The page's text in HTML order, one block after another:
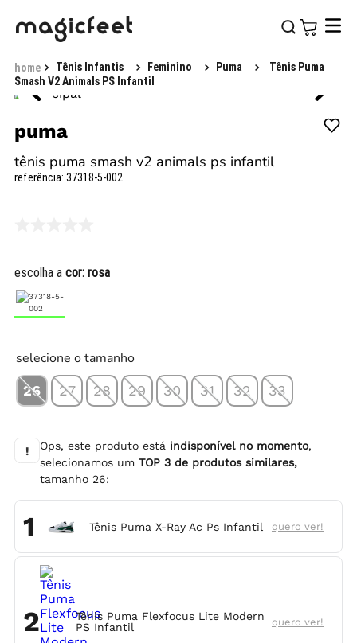
Tênis Infantis Feminino Puma
Tênis Puma
Smash V2 Animals PS Infantil
puma
tênis puma smash v2 animals ps infantil
referência: 37318-5-002
escolha a cor: rosa
selecione o tamanho
26 27 28 29 30 31 32 33
! Ops, este produto está indisponível no momento,
selecionamos umTOP3 de produtos similares,
tamanho 26:
1 Tênis Puma X-Ray Ac Ps Infantil quero ver!
2
Tênis Puma Flexfocus Lite Modern
PS Infantil
quero ver!